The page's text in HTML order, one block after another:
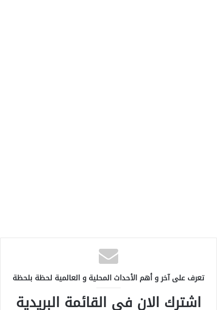
تعرف على آخر و أهم الأحداث المحلية و العالمية لحظة بلحظة
اشترك الان في القائمة البريدية